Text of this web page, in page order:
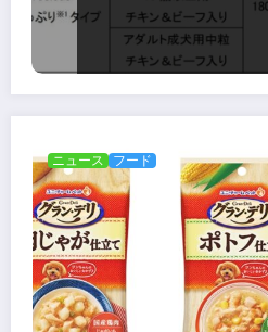
ど
ニュース フード